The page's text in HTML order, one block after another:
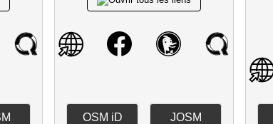
OSM iD JOSM